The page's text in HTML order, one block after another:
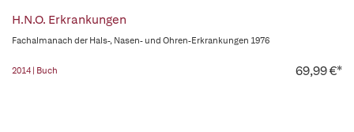
H.N.O. Erkrankungen
Fachalmanach der Hals-, Nasen- und Ohren-Erkrankungen 1976
2014 | Buch 69,99 €*